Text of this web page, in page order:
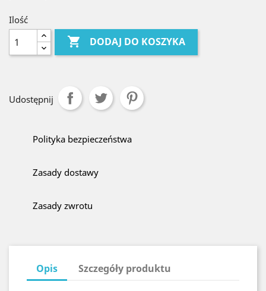
Ilość
 DODAJ DO KOSZYKA
Udostępnij
Polityka bezpieczeństwa
Zasady dostawy
Zasady zwrotu
Opis Szczegóły produktu